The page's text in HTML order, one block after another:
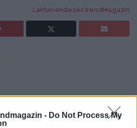
- Do Not Process My
Lakberendezés trendMagazin